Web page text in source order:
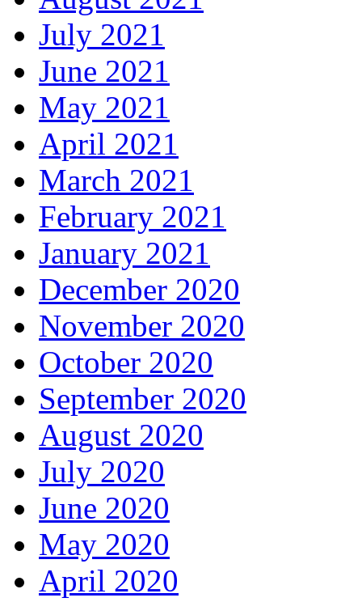
July 2021
June 2021
May 2021
April 2021
March 2021
February 2021
January 2021
December 2020
November 2020
October 2020
September 2020
August 2020
July 2020
June 2020
May 2020
April 2020